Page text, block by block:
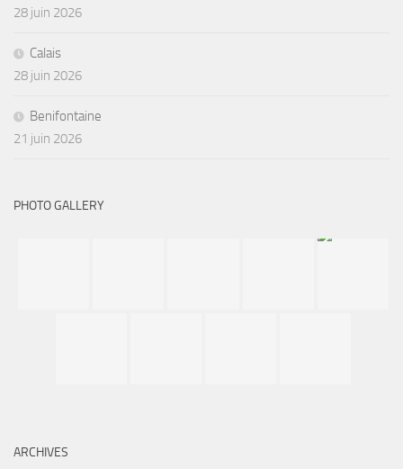
28 juin 2026
Calais
28 juin 2026
Benifontaine
21 juin 2026
PHOTO GALLERY
ARCHIVES